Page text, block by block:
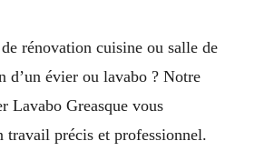
rénovation cuisine ou salle de
d’un évier ou lavabo ? Notre
Lavabo Greasque vous
travail précis et professionnel.